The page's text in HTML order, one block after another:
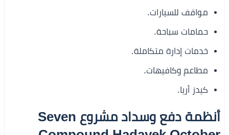
مواقف للسيارات.
حمامات سباحة.
خدمات إدارة متكاملة.
مطاعم وكافيهات.
كيدز أريا.
أنظمة دفع وسداد مشروع Seven